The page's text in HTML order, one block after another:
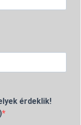
érdeklik!